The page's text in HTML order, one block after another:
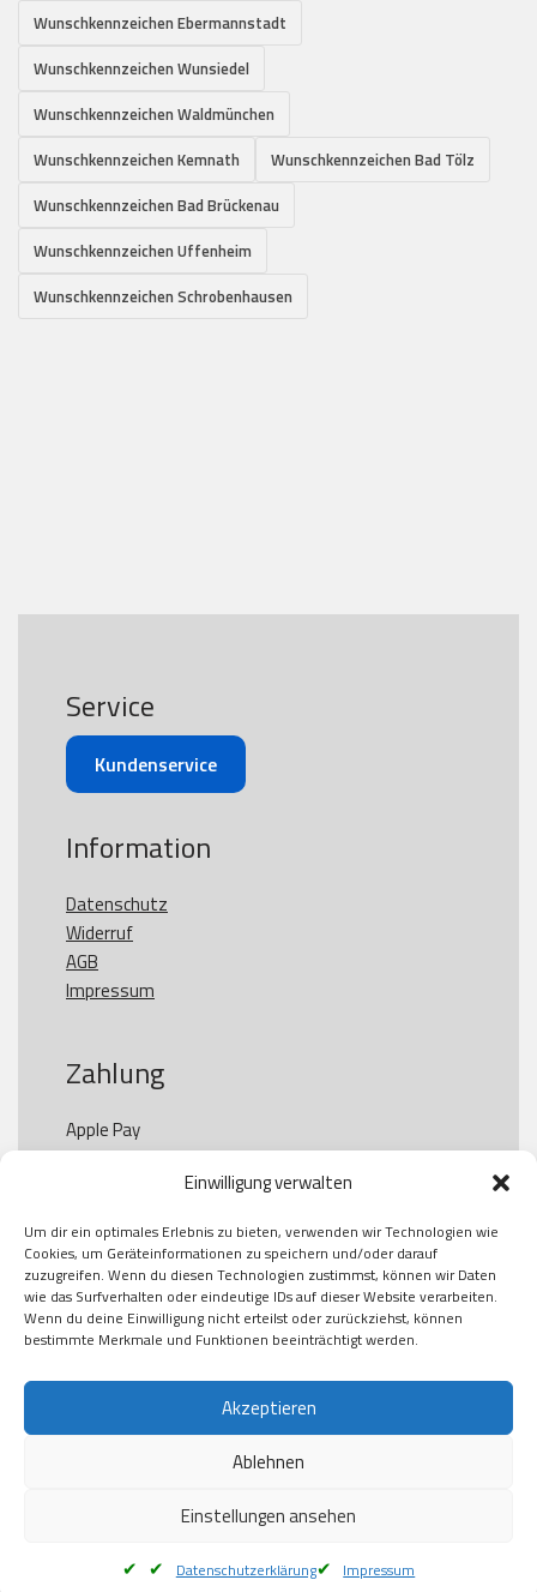
Einwilligung verwalten
Um dir ein optimales Erlebnis zu bieten, verwenden wir Technologien wie
Cookies, um Geräteinformationen zu speichern und/oder darauf
zuzugreifen. Wenn du diesen Technologien zustimmst, können wir Daten
wie das Surfverhalten oder eindeutige IDs auf dieser Website verarbeiten.
Wenn du deine Einwilligung nicht erteilst oder zurückziehst, können
bestimmte Merkmale und Funktionen beeinträchtigt werden.
Akzeptieren
Ablehnen
Einstellungen ansehen
Datenschutzerklärung Impressum
Wunschkennzeichen Ebermannstadt
Wunschkennzeichen Wunsiedel
Wunschkennzeichen Waldmünchen
Wunschkennzeichen Kemnath
Wunschkennzeichen Bad Tölz
Wunschkennzeichen Bad Brückenau
Wunschkennzeichen Uffenheim
Wunschkennzeichen Schrobenhausen
Service
Kundenservice
Information
Datenschutz
Widerruf
AGB
Impressum
Zahlung
Apple Pay
Paypal
Kauf auf Rechung
Klarna
American Express